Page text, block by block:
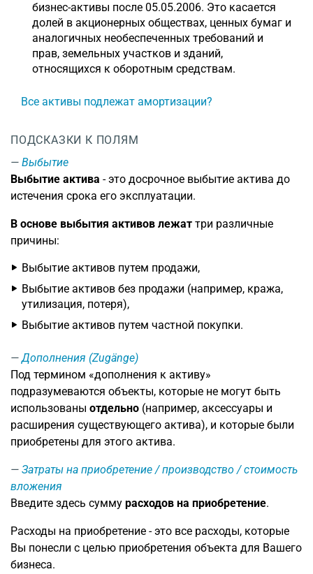
бизнес-активы после 05.05.2006. Это касается
долей в акционерных обществах, ценных бумаг и
аналогичных необеспеченных требований и
прав, земельных участков и зданий,
относящихся к оборотным средствам.
Все активы подлежат амортизации?
ПОДСКАЗКИ К ПОЛЯМ
Выбытие
Выбытие актива - это досрочное выбытие актива до
истечения срока его эксплуатации.
В основе выбытия активов лежат три различные
причины:
Выбытие активов путем продажи,
Выбытие активов без продажи (например, кража,
утилизация, потеря),
Выбытие активов путем частной покупки.
Дополнения (Zugänge)
Под термином «дополнения к активу»
подразумеваются объекты, которые не могут быть
использованы отдельно (например, аксессуары и
расширения существующего актива), и которые были
приобретены для этого актива.
Затраты на приобретение / производство / стоимость
вложения
Введите здесь сумму расходов на приобретение.
Расходы на приобретение - это все расходы, которые
Вы понесли с целью приобретения объекта для Вашего
бизнеса.